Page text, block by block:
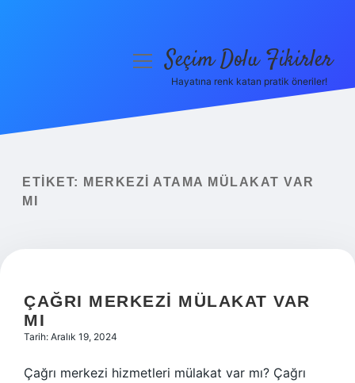
Yasal Uyarı
menüyüSeçim Dolu Fikirler
Hayatına renk katan pratik öneriler!
ETIKET:
MERKEZI ATAMA MÜLAKAT VAR
MI
ÇAĞRI MERKEZI MÜLAKAT VAR
MI
Tarih: Aralık 19, 2024
Çağrı merkezi hizmetleri mülakat var mı? Çağrı